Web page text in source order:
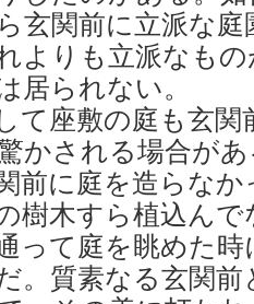
玄関前に立派な
よりも立派なも
居られない。
て座敷の庭も玄関
かされる場合が
前に庭を造らな
樹木すら植込んで
って庭を眺めた時
。質素なる玄関